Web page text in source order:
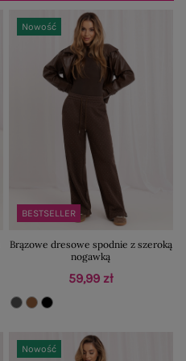
BESTSELLER
Nowość
Brązowe dresowe spodnie z szeroką
nogawką
59,99 zł
Nowość